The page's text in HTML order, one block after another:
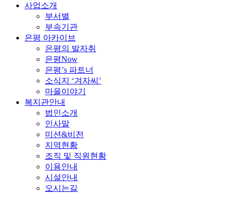
사업소개
부서별
부속기관
은평 아카이브
은평의 발자취
은평Now
은평’s 파트너
소식지 ‘겨자씨’
마을이야기
복지관안내
법인소개
인사말
미션&비전
지역현황
조직 및 직원현황
이용안내
시설안내
오시는길